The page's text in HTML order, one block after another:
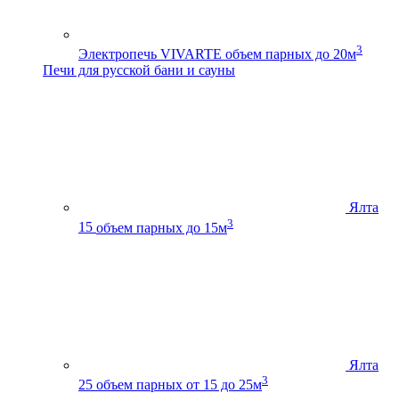
Электропечь VIVARTE объем парных до 20м3
Печи для русской бани и сауны
Ялта
15 объем парных до 15м3
Ялта
25 объем парных от 15 до 25м3